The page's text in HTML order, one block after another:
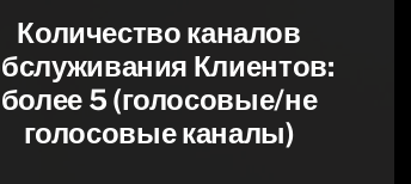
Количество каналов
Клиентов:
более 5 (голосовые/не
голосовые каналы)